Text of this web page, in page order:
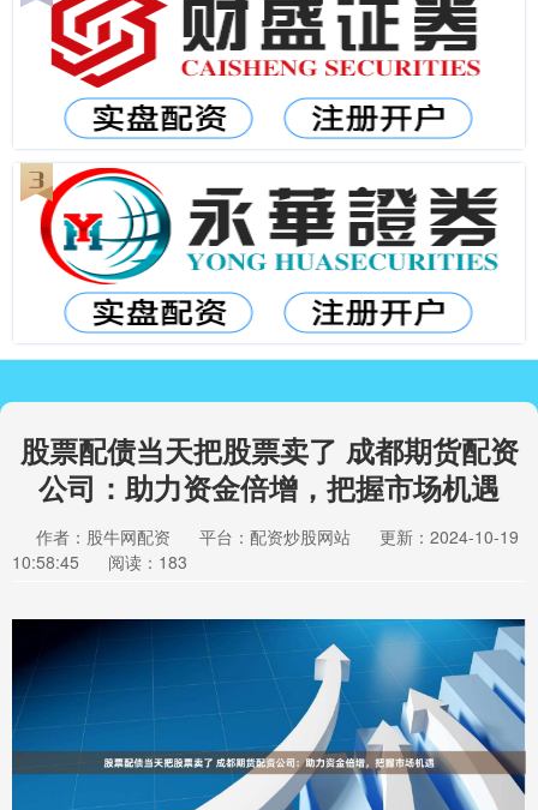
股票配债当天把股票卖了 成都期货配资
公司：助力资金倍增，把握市场机遇
作者：股牛网配资 平台：配资炒股网站
更新：2024-10-19
10:58:45
阅读：183